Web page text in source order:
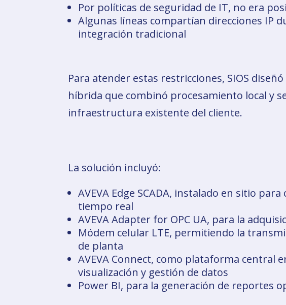
Por políticas de seguridad de IT, no era
Algunas líneas compartían direcciones IP
integración tradicional
Para atender estas restricciones, SIOS
híbrida que combinó procesamiento local y
infraestructura existente del cliente.
La solución incluyó:
AVEVA Edge SCADA, instalado en sitio
tiempo real
AVEVA Adapter for OPC UA, para la
Módem celular LTE, permitiendo la
de planta
AVEVA Connect, como plataforma central
visualización y gestión de datos
Power BI, para la generación de reportes